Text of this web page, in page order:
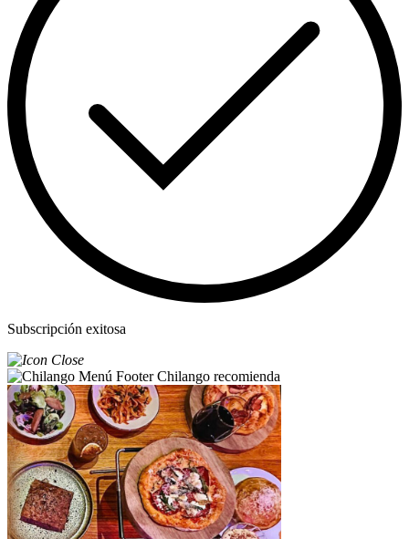
Subscripción exitosa
Chilango recomienda